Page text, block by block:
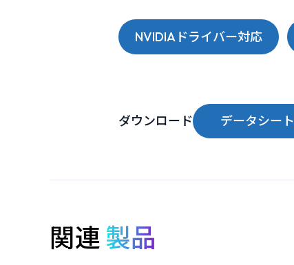
NVIDIAドライバー対応
ダウンロード データシート
関連製品